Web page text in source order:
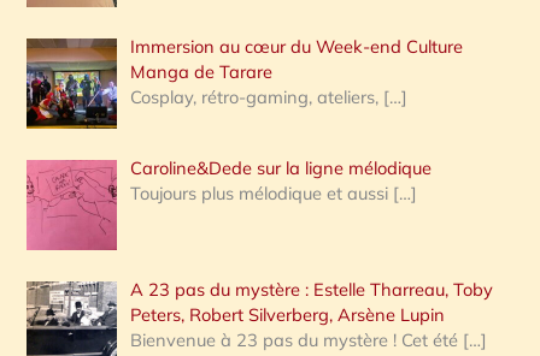
:
Immersion au cœur du Week-end Culture
Manga de Tarare
Cosplay, rétro-gaming, ateliers, […]
Caroline&Dede sur la ligne mélodique
Toujours plus mélodique et aussi […]
A 23 pas du mystère : Estelle Tharreau, Toby
Peters, Robert Silverberg, Arsène Lupin
Bienvenue à 23 pas du mystère ! Cet été […]